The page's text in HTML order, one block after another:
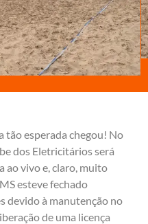
tão esperada chegou! No
dos Eletricitários será
ao vivo e, claro, muito
esteve fechado
devido à manutenção no
de uma licença